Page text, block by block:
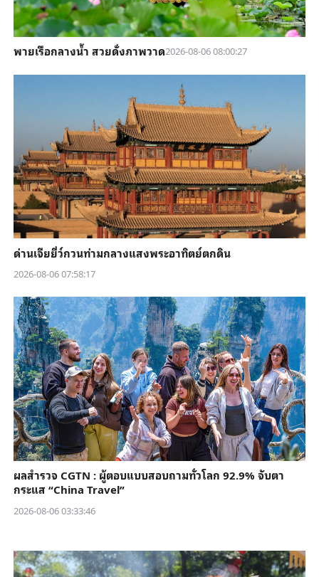
พายเรือกลางน้ำ สวยดั่งภาพวาด2026-08-06 08:00:27
ด่านเจียยี่ว์กวนท่ามกลางแสงพระอาทิตย์ตกดิน
2026-08-06 07:58:17
ผลสำรวจ CGTN : ผู้ตอบแบบสอบถามทั่วโลก 92.9% จับตา
กระแส “China Travel”
2026-08-06 03:33:46